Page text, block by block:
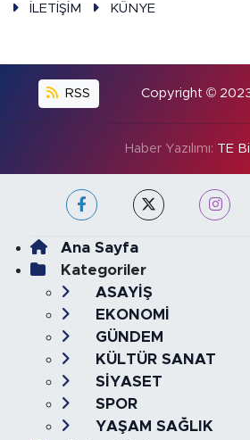
İLETİŞİM KÜNYE
RSS Copyright © 2023.
Haber Yazılımı: TE
Ana Sayfa
Kategoriler
ASAYİŞ
EKONOMİ
GÜNDEM
KÜLTÜR SANAT
SİYASET
SPOR
YAŞAM SAĞLIK